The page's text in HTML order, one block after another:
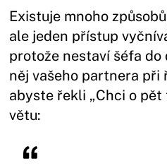
Existuje mnoho
ale jeden přístup
protože nestaví šéfa do
něj vašeho partnera při
abyste řekli „Chci o
větu: